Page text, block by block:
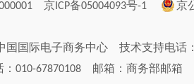
京ICP备05004093号-1
京
国国际电子商务中心 技术支持电话
010-67870108 邮箱： 商务部邮箱